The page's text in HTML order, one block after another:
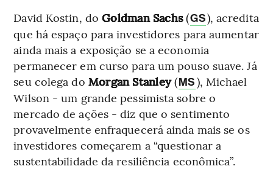
David Kostin, doGoldman Sachs(GS), acredita
que há espaço para investidores para aumentar
ainda mais a exposição se a economia
permanecer em curso para um pouso suave. Já
seu colega do Morgan Stanley(MS), Michael
Wilson - um grande pessimista sobre o
mercado de ações - diz que o sentimento
provavelmente enfraquecerá ainda mais se os
investidores começarem a “questionar a
sustentabilidade da resiliência econômica”.